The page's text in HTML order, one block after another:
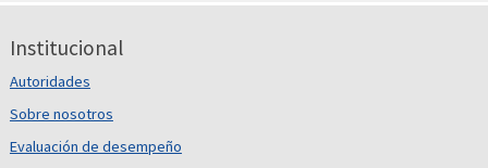
Institucional
Autoridades
Sobre nosotros
Evaluación de desempeño